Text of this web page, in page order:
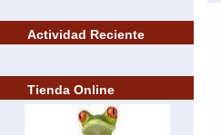
Actividad Reciente
Tienda Online